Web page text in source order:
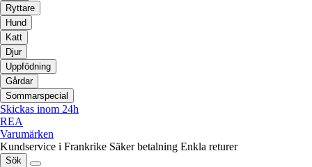
Ryttare
Hund
Katt
Djur
Uppfödning
Gårdar
Sommarspecial
Skickas inom 24h
REA
Varumärken
Kundservice i Frankrike Säker betalning Enkla returer
Sök